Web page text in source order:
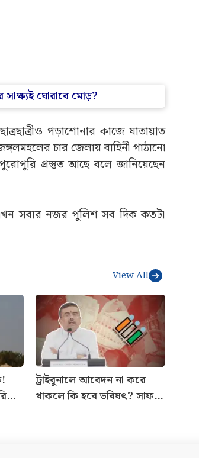
ঘোরাবে মোড়?
পড়াশোনার কাজে যাতায়াত
চার জেলায় বাহিনী পাঠানো
প্রস্তুত আছে বলে জানিয়েছেন
সবার নজর পুলিশ সব দিক কতটা